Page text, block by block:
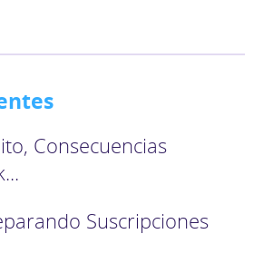
Consecuencias
Suscripciones